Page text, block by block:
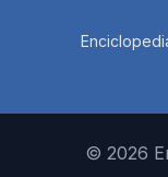
© 2026